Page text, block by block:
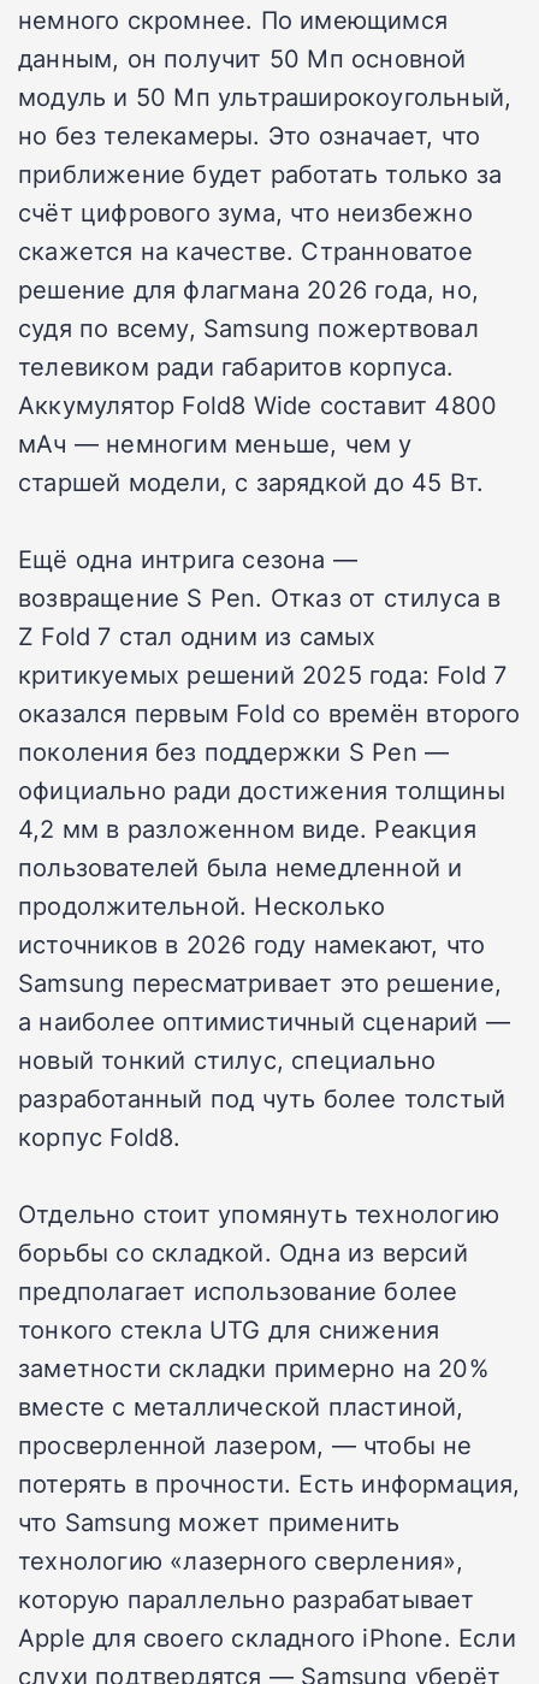
немного скромнее. По имеющимся
данным, он получит 50 Мп основной
модуль и 50 Мп ультраширокоугольный,
но без телекамеры. Это означает, что
приближение будет работать только за
счёт цифрового зума, что неизбежно
скажется на качестве. Странноватое
решение для флагмана 2026 года, но,
судя по всему, Samsung пожертвовал
телевиком ради габаритов корпуса.
Аккумулятор Fold8 Wide составит 4800
мАч — немногим меньше, чем у
старшей модели, с зарядкой до 45 Вт.
Ещё одна интрига сезона —
возвращение S Pen. Отказ от стилуса в
Z Fold 7 стал одним из самых
критикуемых решений 2025 года: Fold 7
оказался первым Fold со времён второго
поколения без поддержки S Pen —
официально ради достижения толщины
4,2 мм в разложенном виде. Реакция
пользователей была немедленной и
продолжительной. Несколько
источников в 2026 году намекают, что
Samsung пересматривает это решение,
а наиболее оптимистичный сценарий —
новый тонкий стилус, специально
разработанный под чуть более толстый
корпус Fold8.
Отдельно стоит упомянуть технологию
борьбы со складкой. Одна из версий
предполагает использование более
тонкого стекла UTG для снижения
заметности складки примерно на 20%
вместе с металлической пластиной,
просверленной лазером, — чтобы не
потерять в прочности. Есть информация,
что Samsung может применить
технологию «лазерного сверления»,
которую параллельно разрабатывает
Apple для своего складного iPhone. Если
слухи подтвердятся — Samsung уберёт